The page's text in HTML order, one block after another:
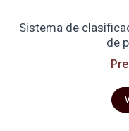
Sistema de
de